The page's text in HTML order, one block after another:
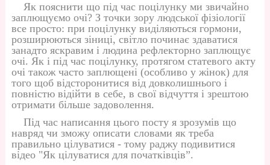
Як пояснити що під час поцілунку ми звичайно
заплющуємо очі? З точки зору людської фізіології
все просто: при поцілунку виділяються гормони,
розширюються зіниці, світло починає здаватися
занадто яскравим і людина рефлекторно заплющує
очі. Як і під час поцілунку, протягом статевого акту
очі також часто заплющені (особливо у жінок) для
того щоб відсторонитися від довколишнього і
повністю відійти в себе, в свої відчуття і зрештою
отримати більше задоволення.
Під час написання цього посту я зрозумів що
навряд чи зможу описати словами як треба
правильно цілуватися - тому раджу подивитися
відео "Як цілуватися для початківців”.